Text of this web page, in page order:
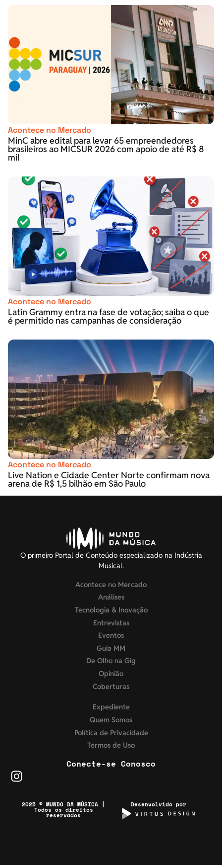
Acontece no Mercado
MinC abre edital para levar 65 empreendedores
brasileiros ao MICSUR 2026 com apoio de até R$ 8
mil
Acontece no Mercado
Latin Grammy entra na fase de votação; saiba o que
é permitido nas campanhas de consideração
Acontece no Mercado
Live Nation e Cidade Center Norte confirmam nova
arena de R$ 1,5 bilhão em São Paulo
O primeiro Portal de Conteúdo especializado na Indústria
Musical.
Acontece no Mercado
Análises
Tecnologia & Inovação
Entrevistas
Eventos
Guia MM
De Olho na Gig
Opinião
Coberturas
Expediente
Quem Somos
Política de Privacidade
Termos de Uso
Conecte-se Conosco
2025 © MUNDO DA MÚSICA |
Todos os direitos
reservados
Desenvolvido por